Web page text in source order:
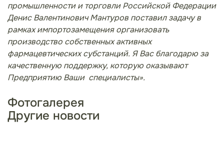
промышленности и торговли Российской Федерации
Денис Валентинович Мантуров поставил задачу в
рамках импортозамещения организовать
производство собственных активных
фармацевтических субстанций. Я Вас благодарю за
качественную поддержку, которую оказывают
Предприятию Ваши специалисты».
Фотогалерея
Другие новости